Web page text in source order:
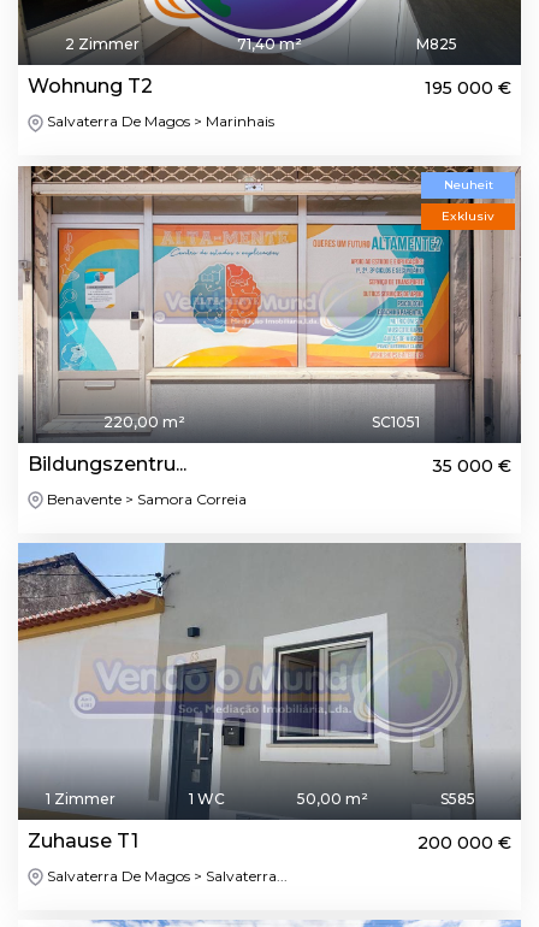
2 Zimmer 71,40 m² M825
Wohnung T2 195 000 €
Salvaterra De Magos > Marinhais
Neuheit
Exklusiv
220,00 m² SC1051
Bildungszentru... 35 000 €
Benavente > Samora Correia
1 Zimmer 1 WC 50,00 m² S585
Zuhause T1 200 000 €
Salvaterra De Magos > Salvaterra...